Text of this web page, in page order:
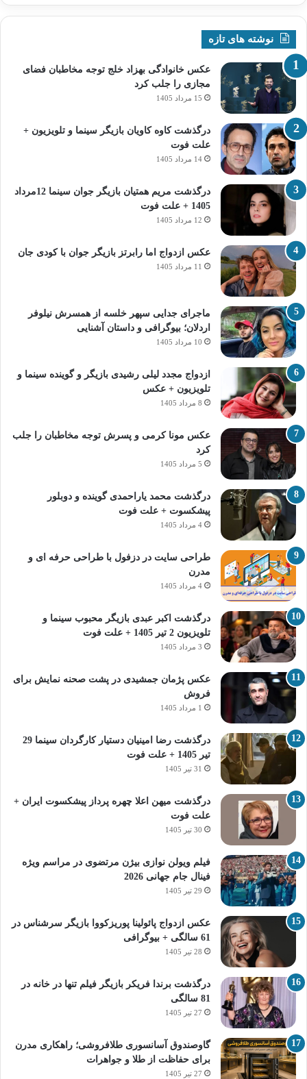
نوشته های تازه
عکس خانوادگی بهزاد خلج توجه مخاطبان فضای
مجازی را جلب کرد
15 مرداد 1405
درگذشت کاوه کاویان بازیگر سینما و تلویزیون +
علت فوت
14 مرداد 1405
درگذشت مریم همتیان بازیگر جوان سینما 12مرداد
1405 + علت فوت
12 مرداد 1405
عکس ازدواج اما رابرتز بازیگر جوان با کودی جان
11 مرداد 1405
ماجرای جدایی سپهر خلسه از همسرش نیلوفر
اردلان؛ بیوگرافی و داستان آشنایی
10 مرداد 1405
ازدواج مجدد لیلی رشیدی بازیگر و گوینده سینما و
تلویزیون + عکس
8 مرداد 1405
عکس مونا کرمی و پسرش توجه مخاطبان را جلب
کرد
5 مرداد 1405
درگذشت محمد یاراحمدی گوینده و دوبلور
پیشکسوت + علت فوت
4 مرداد 1405
طراحی سایت در دزفول با طراحی حرفه‌ ای و
مدرن
4 مرداد 1405
درگذشت اکبر عبدی بازیگر محبوب سینما و
تلویزیون 2 تیر 1405 + علت فوت
3 مرداد 1405
عکس پژمان جمشیدی در پشت صحنه نمایش برای
فروش
1 مرداد 1405
درگذشت رضا امینیان دستیار کارگردان سینما 29
تیر 1405 + علت فوت
31 تیر 1405
درگذشت میهن اعلا چهره پرداز پیشکسوت ایران +
علت فوت
30 تیر 1405
فیلم ویولن نوازی بیژن مرتضوی در مراسم ویژه
فینال جام جهانی 2026
29 تیر 1405
عکس ازدواج پائولینا پوریزکووا بازیگر سرشناس در
61 سالگی + بیوگرافی
28 تیر 1405
درگذشت برندا فریکر بازیگر فیلم تنها در خانه در
81 سالگی
27 تیر 1405
گاوصندوق آسانسوری طلافروشی؛ راهکاری مدرن
برای حفاظت از طلا و جواهرات
27 تیر 1405